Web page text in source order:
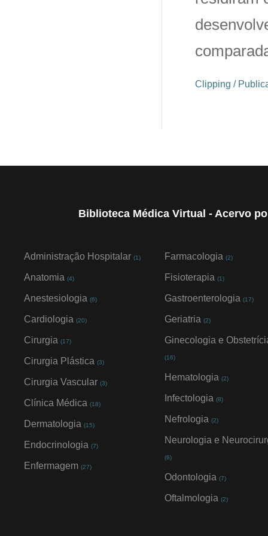
Clipping /
Biblioteca Médica Virtual - Acervo
Administração Hospitalar (1)
Anatomia (4)
Anestesiologia (6)
Cardiologia (20)
Cirurgia (17)
Cirurgia Plástica (3)
Cirurgia Vascular (3)
Clínica Médica (18)
Dermatologia (15)
Endocrinologia (7)
Enfermagem (27)
Farmacologia (2)
Fisioterapia (1)
Gastroenterologia (17)
Geriatria (2)
Ginecologia e
(16)
Hematologia (2)
Infectologia (8)
Nefrologia (2)
Neurologia e
(6)
Odontologia (7)
Oftalmologia (2)